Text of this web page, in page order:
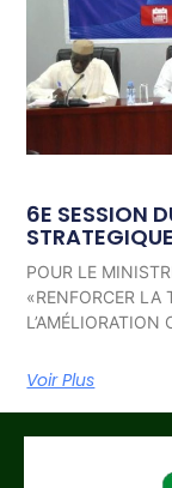
6E SESSION
POUR LE
«RENFORCER LA
Voir Plus